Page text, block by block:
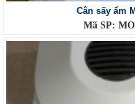
Cân sấy ẩm
Mã SP: